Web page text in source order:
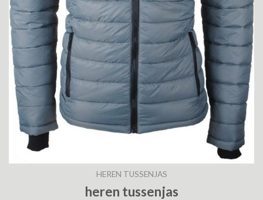
HEREN TUSSENJAS
heren tussenjas